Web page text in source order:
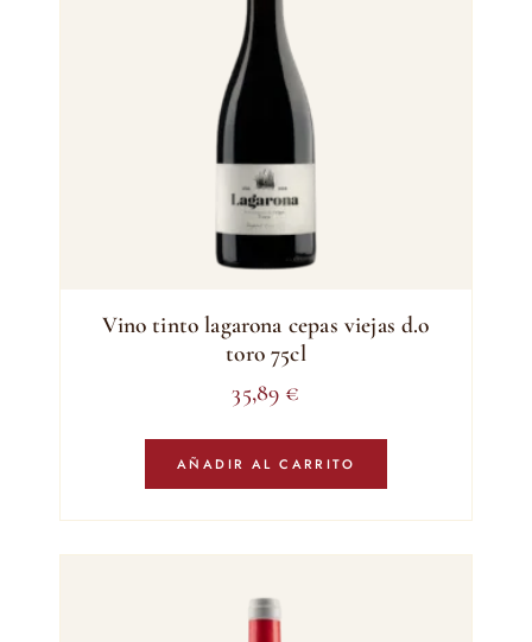
Vino tinto lagarona cepas viejas d.o
toro 75cl
35,89 €
AÑADIR AL CARRITO